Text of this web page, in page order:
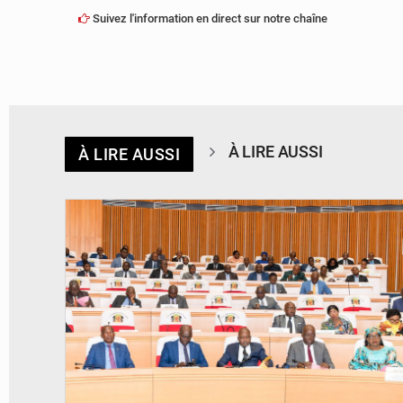
Suivez l'information en direct sur notre chaîne
À LIRE AUSSI À LIRE AUSSI